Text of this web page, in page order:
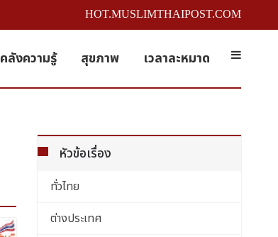
HOT.MUSLIMTHAIPOST.COM
คลังความรู้ สุขภาพ เวลาละหมาด
หัวข้อเรื่อง
ทั่วไทย
ต่างประเทศ